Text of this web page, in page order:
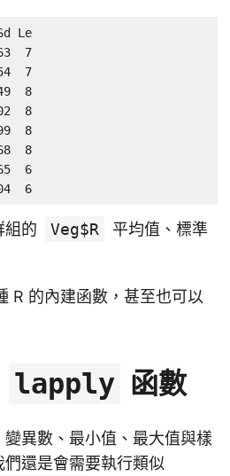
Le
7
7
8
8
8
8
6
6
組的 Veg$R
平均值、標準
R 的內建函數，甚至也可以
lapply 函數
異數、最小值、最大值與樣
還是會需要執行類似